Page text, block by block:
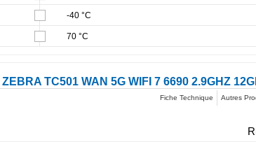
-40 °C
70 °C
ZEBRA TC501 WAN 5G WIFI 7 6690 2.9GHZ
Fiche Technique Autres